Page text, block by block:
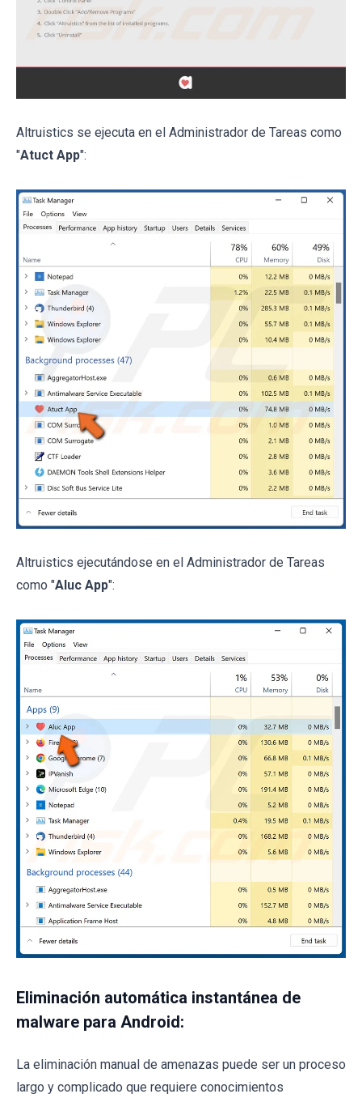
Altruistics se ejecuta en el Administrador de Tareas como
"Atuct App":
Altruistics ejecutándose en el Administrador de Tareas
como "Aluc App":
Eliminación automática instantánea de
malware para Android:
La eliminación manual de amenazas puede ser un proceso
largo y complicado que requiere conocimientos